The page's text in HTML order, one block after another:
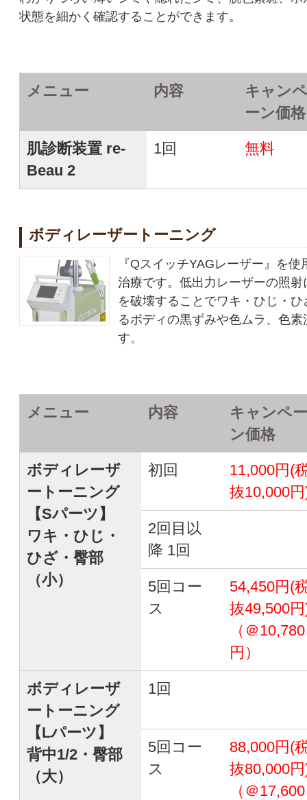
状態を細かく確認することができます。
メニュー 内容
キャンペ
ーン価格
肌診断装置 re-
Beau 2
1回 無料
ボディレーザートーニング
『QスイッチYAGレーザー』を
治療です。低出力レーザーの照
を破壊することでワキ・ひじ・
るボディの黒ずみや色ムラ、色
す。
メニュー 内容
キャンペー
ン価格
ボディレーザ
ートーニング
【Sパーツ】
ワキ・ひじ・
ひざ・臀部
（小）
初回
11,000円(
抜10,000
2回目以
降 1回
5回コー
ス
54,450円(
抜49,500
（＠10,780
円）
ボディレーザ
ートーニング
【Lパーツ】
背中1/2・臀部
（大）
1回
5回コー
ス
88,000円(
抜80,000
（＠17,600